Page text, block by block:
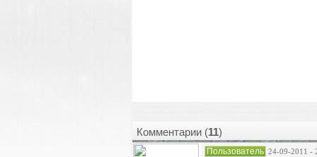
Комментарии (11)
Пользователь 24-09-2011 -